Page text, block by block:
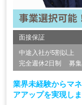
面接保証
中途入社が5割以上
完全週休2日制
募
業界未経験からマ
アアップを実現し